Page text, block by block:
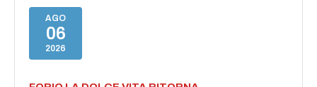
AGO
06
2026